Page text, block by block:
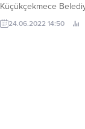
Küçükçekmece
yaparak sağlıklı bir
isteyen
24.06.2022 14:50